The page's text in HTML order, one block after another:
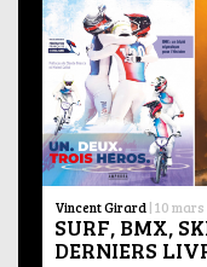
Vincent Girard | 10 mars
SURF, BMX,
DERNIERS